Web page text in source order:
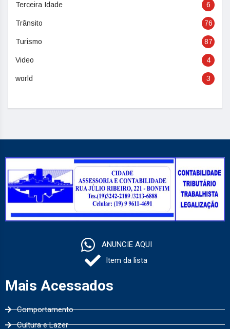
Terceira Idade 6
Trânsito 76
Turismo 87
Video 4
world 3
ANUNCIE AQUI
Item da lista
Mais Acessados
Comportamento
Cultura e Lazer